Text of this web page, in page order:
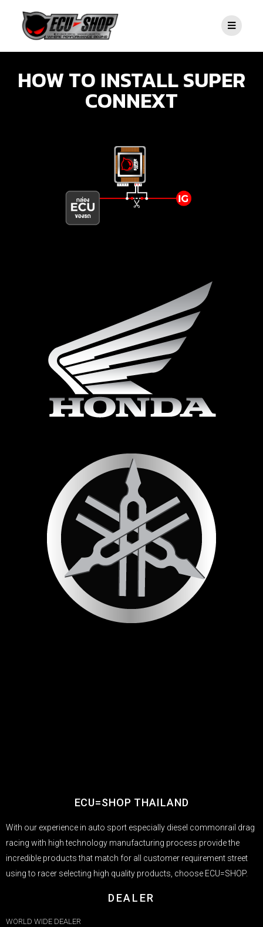
HOW TO INSTALL SUPER
CONNEXT
ECU=SHOP THAILAND
With our experience in auto sport especially diesel commonrail drag
racing with high technology manufacturing process provide the
incredible products that match for all customer requirement street
using to racer selecting high quality products, choose ECU=SHOP.
DEALER
WORLD WIDE DEALER